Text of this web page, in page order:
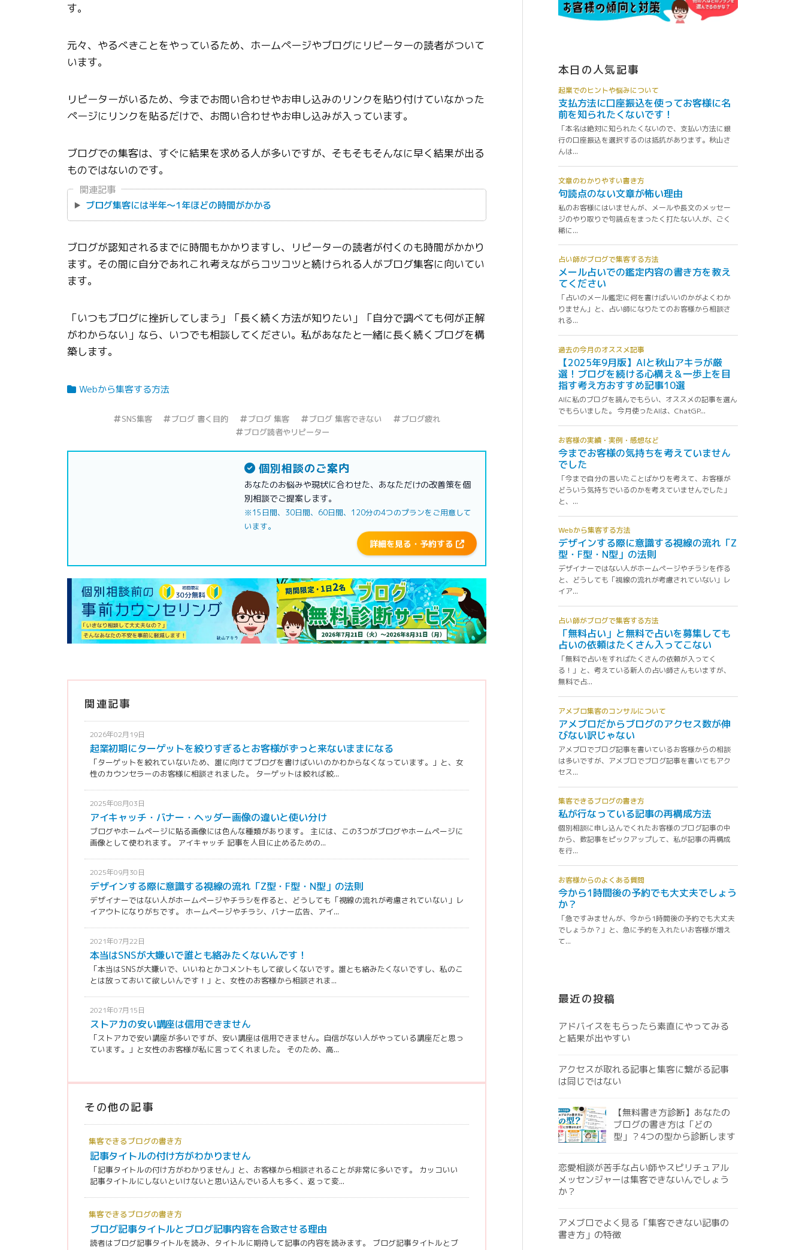
す。
元々、やるべきことをやっているため、ホームページやブログにリピーターの読者がついて
います。
リピーターがいるため、今までお問い合わせやお申し込みのリンクを貼り付けていなかった
ページにリンクを貼るだけで、お問い合わせやお申し込みが入っています。
ブログでの集客は、すぐに結果を求める人が多いですが、そもそもそんなに早く結果が出る
ものではないのです。
関連記事
ブログ集客には半年〜1年ほどの時間がかかる
ブログが認知されるまでに時間もかかりますし、リピーターの読者が付くのも時間がかかり
ます。その間に自分であれこれ考えながらコツコツと続けられる人がブログ集客に向いてい
ます。
「いつもブログに挫折してしまう」「長く続く方法が知りたい」「自分で調べても何が正解
がわからない」なら、いつでも相談してください。私があなたと一緒に長く続くブログを構
築します。
Webから集客する方法
SNS集客 ブログ 書く目的 ブログ 集客 ブログ 集客できない
ブログ疲れ
ブログ読者やリピーター
個別相談のご案内
あなたのお悩みや現状に合わせた、あなただけの改善策を個
別相談でご提案します。
※15日間、30日間、60日間、120分の4つのプランをご用意して
います。
詳細を見る・予約する
関連記事
2026年02月19日
起業初期にターゲットを絞りすぎるとお客様がずっと来ないままになる
「ターゲットを絞れていないため、誰に向けてブログを書けばいいのかわからなくなっています。」と、女
性のカウンセラーのお客様に相談されました。 ターゲットは絞れば絞...
2025年08月03日
アイキャッチ・バナー・ヘッダー画像の違いと使い分け
ブログやホームページに貼る画像には色んな種類があります。 主には、この3つがブログやホームページに
画像として使われます。 アイキャッチ 記事を人目に止めるための...
2025年09月30日
デザインする際に意識する視線の流れ「Z型・F型・N型」の法則
デザイナーではない人がホームページやチラシを作ると、どうしても「視線の流れが考慮されていない」レ
イアウトになりがちです。 ホームページやチラシ、バナー広告、アイ...
2021年07月22日
本当はSNSが大嫌いで誰とも絡みたくないんです！
「本当はSNSが大嫌いで、いいねとかコメントもして欲しくないです。誰とも絡みたくないですし、私のこ
とは放っておいて欲しいんです！」と、女性のお客様から相談されま...
2021年07月15日
ストアカの安い講座は信用できません
「ストアカで安い講座が多いですが、安い講座は信用できません。自信がない人がやっている講座だと思っ
ています。」と女性のお客様が私に言ってくれました。 そのため、高...
その他の記事
集客できるブログの書き方
記事タイトルの付け方がわかりません
「記事タイトルの付け方がわかりません」と、お客様から相談されることが非常に多いです。 カッコいい
記事タイトルにしないといけないと思い込んでいる人も多く、返って変...
集客できるブログの書き方
ブログ記事タイトルとブログ記事内容を合致させる理由
読者はブログ記事タイトルを読み、タイトルに期待して記事の内容を読みます。 ブログ記事タイトルとブ
本日の人気記事
最近の投稿
アドバイスをもらったら素直にやってみる
と結果が出やすい
アクセスが取れる記事と集客に繋がる記事
は同じではない
【無料書き方診断】あなたの
ブログの書き方は「どの
型」？4つの型から診断します
恋愛相談が苦手な占い師やスピリチュアル
メッセンジャーは集客できないんでしょう
か？
アメブロでよく見る「集客できない記事の
書き方」の特徴